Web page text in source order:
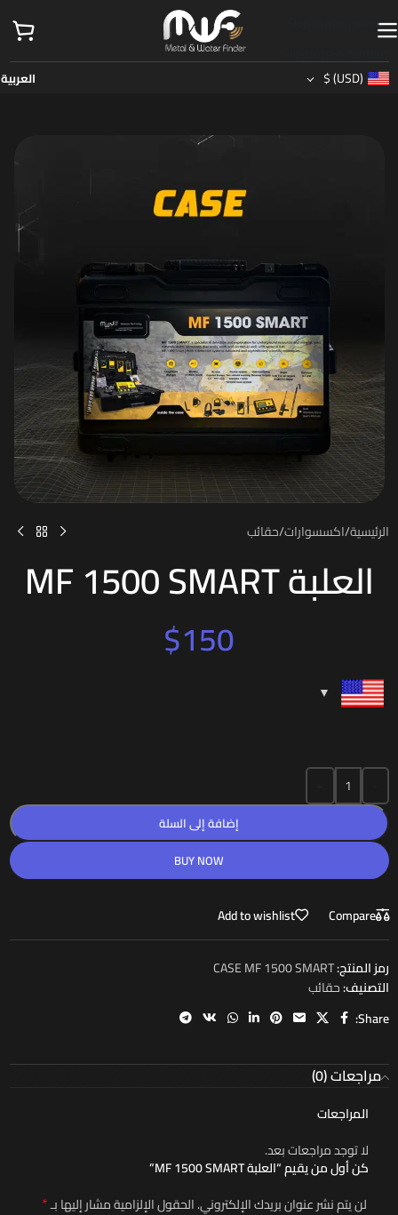
Skip to navigation
(USD)
$ العربية
الرئيسية/اكسسوارات/حقائب
العلبة MF 1500 SMART
$150
إضافة إلى السلة
BUY NOW
Compare
Add to wishlist
رمز المنتج:CASE MF 1500 SMART
التصنيف:حقائب
Share:
مراجعات (0)
المراجعات
لا توجد مراجعات بعد.
كن أول من يقيم “العلبة MF 1500 SMART”
لن يتم نشر عنوان بريدك الإلكتروني.الحقول الإلزامية مشار إليها بـ*